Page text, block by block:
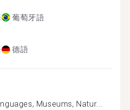
葡萄牙語
德語
Museums, Natur...